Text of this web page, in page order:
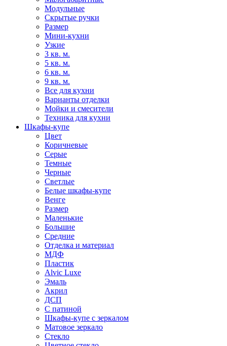
Модульные
Скрытые ручки
Размер
Мини-кухни
Узкие
3 кв. м.
5 кв. м.
6 кв. м.
9 кв. м.
Все для кухни
Варианты отделки
Мойки и смесители
Техника для кухни
Шкафы-купе
Цвет
Коричневые
Серые
Темные
Черные
Светлые
Белые шкафы-купе
Венге
Размер
Маленькие
Большие
Средние
Отделка и материал
МДФ
Пластик
Alvic Luxe
Эмаль
Акрил
ДСП
С патиной
Шкафы-купе с зеркалом
Матовое зеркало
Стекло